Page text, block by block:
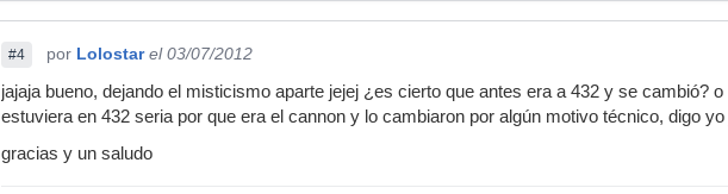
#4 por Lolostar el 03/07/2012
jajaja bueno, dejando el misticismo aparte jejej ¿es cierto que antes era a 432 y se cambió?
estuviera en 432 seria por que era el cannon y lo cambiaron por algún motivo técnico, digo yo
gracias y un saludo